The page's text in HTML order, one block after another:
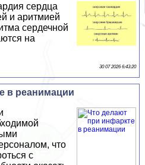
сердца
и аритмией
сердечной
на
30 07 2026 6:43:20
в реанимации
что
с